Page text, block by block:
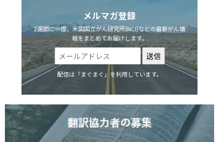
メルマガ登録
2週間に一度、米国国立がん研究所(NCI)などの最新がん情
報をまとめてお届けします。
配信は「まぐまぐ」を利用しています。